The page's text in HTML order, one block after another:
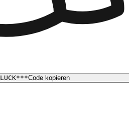
LUCK***Code kopieren